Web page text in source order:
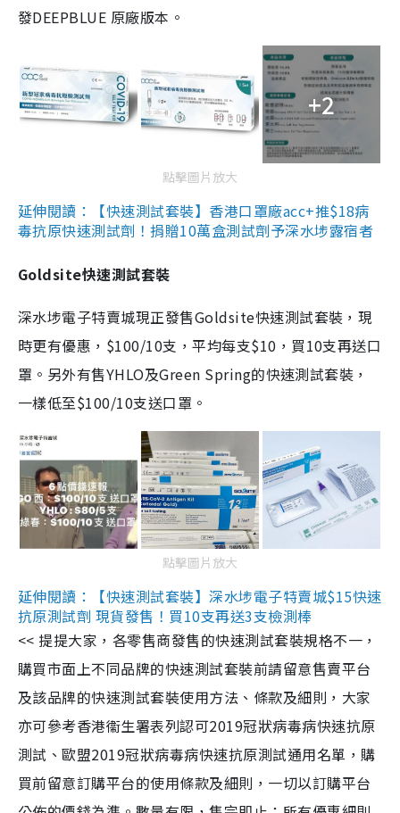
發DEEPBLUE 原廠版本。
+2
點擊圖片放大
延伸閱讀：【快速測試套裝】香港口罩廠acc+推$18病
毒抗原快速測試劑！捐贈10萬盒測試劑予深水埗露宿者
Goldsite快速測試套裝
深水埗電子特賣城現正發售Goldsite快速測試套裝，現
時更有優惠，$100/10支，平均每支$10，買10支再送口
罩。另外有售YHLO及Green Spring的快速測試套裝，
一樣低至$100/10支送口罩。
點擊圖片放大
延伸閱讀：【快速測試套裝】深水埗電子特賣城$15快速
抗原測試劑 現貨發售！買10支再送3支檢測棒
<< 提提大家，各零售商發售的快速測試套裝規格不一，
購買市面上不同品牌的快速測試套裝前請留意售賣平台
及該品牌的快速測試套裝使用方法、條款及細則，大家
亦可參考香港衞生署表列認可2019冠狀病毒病快速抗原
測試、歐盟2019冠狀病毒病快速抗原測試通用名單，購
買前留意訂購平台的使用條款及細則，一切以訂購平台